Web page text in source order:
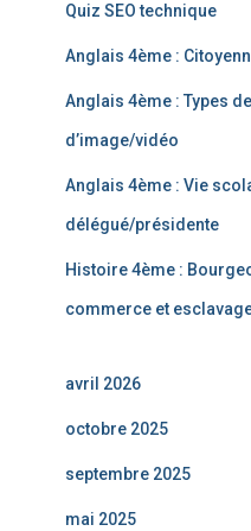
Quiz SEO technique
Anglais 4ème :
Anglais 4ème : Types
d’image/vidéo
Anglais 4ème : Vie
délégué/présidente
Histoire 4ème :
commerce et
avril 2026
octobre 2025
septembre 2025
mai 2025